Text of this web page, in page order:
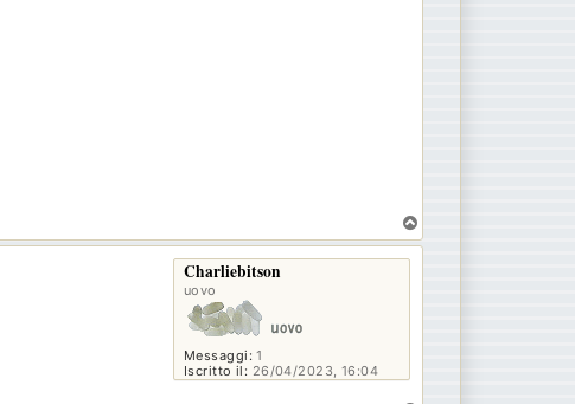
o
Charliebitson
uovo
Messaggi: 1
Iscritto il: 26/04/2023, 16:04